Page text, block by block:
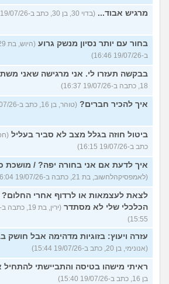
מרגיש אבוד... (בדוי 30, בן 30, כתב ב-19/07/26 16:55)
בחור עם יותר נסיון מנשק גרוע
ב-19/07/26 16:46)
בבקשה תעזרו לי. אני מרגישה שאני
18, כתבה ב-19/07/26 16:37)
איך להכיר חברים? (טוהר, בן 16, כתב ב-19/07/26 16:26)
ביטול חוזה בגלל מצב לא סביר בעליל
כתב ב-19/07/26 16:15)
איך לדעת אם אני בחורה יפה? / מושכת
(לאמפסיקהלחשוב, בת 21, כתבה ב-19/07/26 16:04)
לצאת לעצמאות או לרדוף אחרי החלום?
הכלכלי שלי לא מסתדר
15:55)
עזרה ויעוץ: בזוגיות מדהימה אבל חושק
(אנונימי, בן 20, כתב ב-19/07/26 15:44)
ראיתי מישהו בטיסה והתביישתי להתחיל
בן 16, כתב ב-19/07/26 15:40)